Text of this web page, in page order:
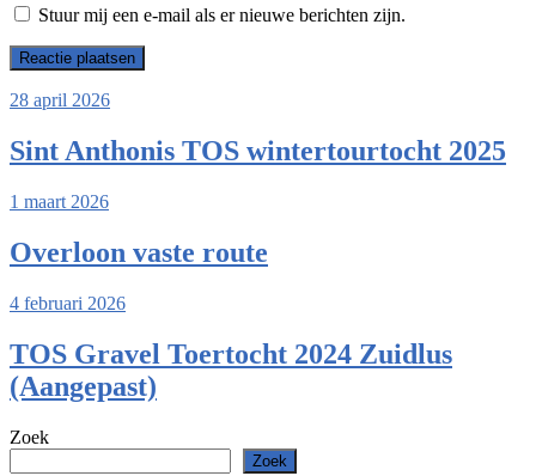
Stuur mij een e-mail als er nieuwe berichten zijn.
28 april 2026
Sint Anthonis TOS wintertourtocht 2025
1 maart 2026
Overloon vaste route
4 februari 2026
TOS Gravel Toertocht 2024 Zuidlus
(Aangepast)
Zoek
Zoek